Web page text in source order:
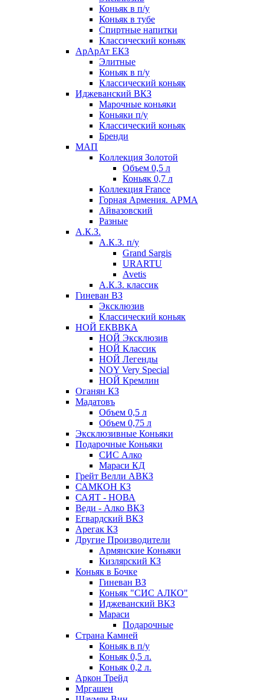
Коньяк в п/у
Коньяк в тубе
Спиртные напитки
Классический коньяк
АрАрАт ЕКЗ
Элитные
Коньяк в п/у
Классический коньяк
Иджеванский ВКЗ
Марочные коньяки
Коньяки п/у
Классический коньяк
Бренди
МАП
Коллекция Золотой
Объем 0,5 л
Коньяк 0,7 л
Коллекция France
Горная Армения. АРМА
Айвазовский
Разные
А.К.З.
А.К.З. п/у
Grand Sargis
URARTU
Avetis
А.К.З. классик
Гиневан ВЗ
Эксклюзив
Классический коньяк
НОЙ ЕКВВКА
НОЙ Эксклюзив
НОЙ Классик
НОЙ Легенды
NOY Very Speсial
НОЙ Кремлин
Оганян КЗ
Мадатовъ
Объем 0,5 л
Объем 0,75 л
Эксклюзивные Коньяки
Подарочные Коньяки
СИС Алко
Мараси КД
Грейт Велли АВКЗ
САМКОН КЗ
САЯТ - НОВА
Веди - Алко ВКЗ
Егвардский ВКЗ
Арегак КЗ
Другие Производители
Армянские Коньяки
Кизлярский КЗ
Коньяк в Бочке
Гиневан ВЗ
Коньяк "СИС АЛКО"
Иджеванский ВКЗ
Мараси
Подарочные
Страна Камней
Коньяк в п/у
Коньяк 0,5 л.
Коньяк 0,2 л.
Аркон Трейд
Мргашен